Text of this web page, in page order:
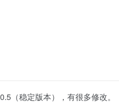
（稳定版本），有很多修改。